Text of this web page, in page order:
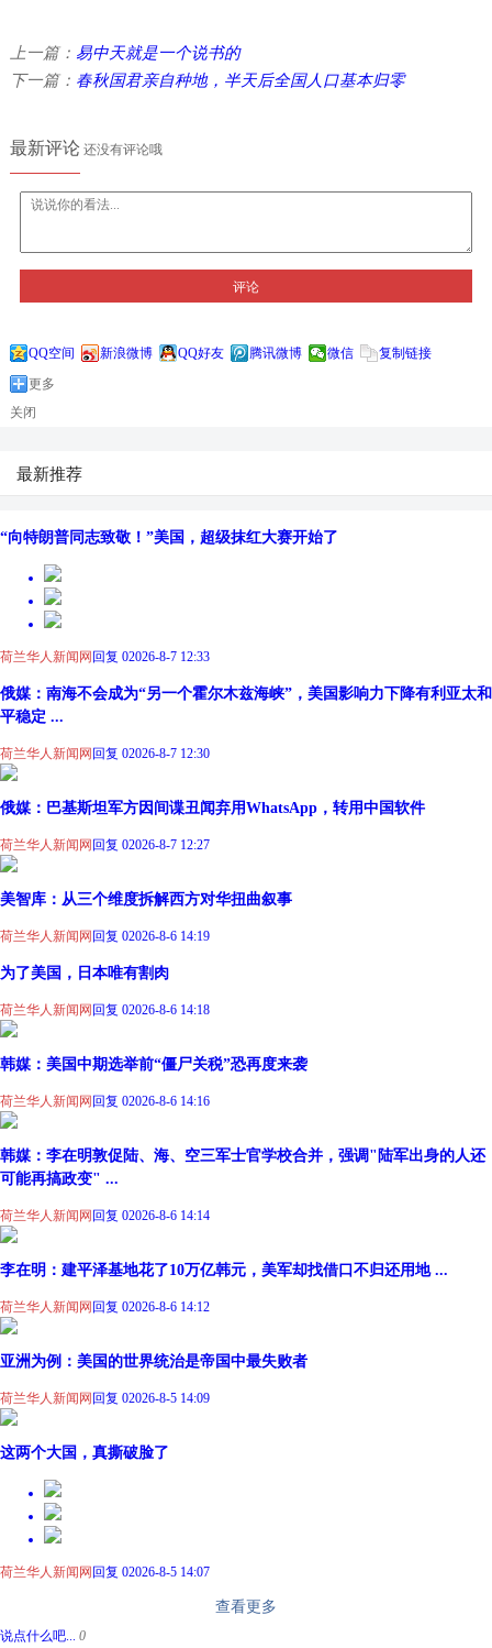
上一篇： 易中天就是一个说书的
下一篇： 春秋国君亲自种地，半天后全国人口基本归零
最新评论还没有评论哦
评论
QQ空间 新浪微博 QQ好友 腾讯微博 微信
复制链接
更多
关闭
最新推荐
“向特朗普同志致敬！”美国，超级抹红大赛开始了
荷兰华人新闻网回复 02026-8-7 12:33
俄媒：南海不会成为“另一个霍尔木兹海峡”，美国影响力下降有利亚太和
平稳定 ...
荷兰华人新闻网回复 02026-8-7 12:30
俄媒：巴基斯坦军方因间谍丑闻弃用WhatsApp，转用中国软件
荷兰华人新闻网 回复 02026-8-7 12:27
美智库：从三个维度拆解西方对华扭曲叙事
荷兰华人新闻网 回复 02026-8-6 14:19
为了美国，日本唯有割肉
荷兰华人新闻网 回复 02026-8-6 14:18
韩媒：美国中期选举前“僵尸关税”恐再度来袭
荷兰华人新闻网 回复 02026-8-6 14:16
韩媒：李在明敦促陆、海、空三军士官学校合并，强调"陆军出身的人还
可能再搞政变" ...
荷兰华人新闻网 回复 02026-8-6 14:14
李在明：建平泽基地花了10万亿韩元，美军却找借口不归还用地 ...
荷兰华人新闻网 回复 02026-8-6 14:12
亚洲为例：美国的世界统治是帝国中最失败者
荷兰华人新闻网 回复 02026-8-5 14:09
这两个大国，真撕破脸了
荷兰华人新闻网 回复 02026-8-5 14:07
查看更多
说点什么吧... 0